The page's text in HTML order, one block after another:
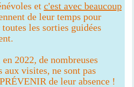
et c'est avec beaucoup
de leur temps pour
les sorties guidées
2022, de nombreuses
aux visites, ne sont pas
de leur absence !